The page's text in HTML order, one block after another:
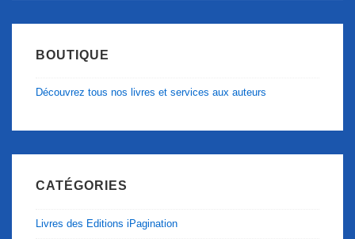
BOUTIQUE
Découvrez tous nos livres et services aux auteurs
CATÉGORIES
Livres des Editions iPagination